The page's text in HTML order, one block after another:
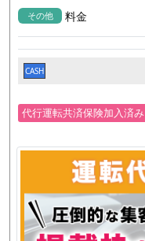
その他 料金
CASH
代行運転共済保険加入済み